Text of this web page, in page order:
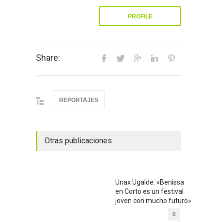
PROFILE
Share:
REPORTAJES
Otras publicaciones
Unax Ugalde: «Benissa
en Corto es un festival
joven con mucho futuro»
0